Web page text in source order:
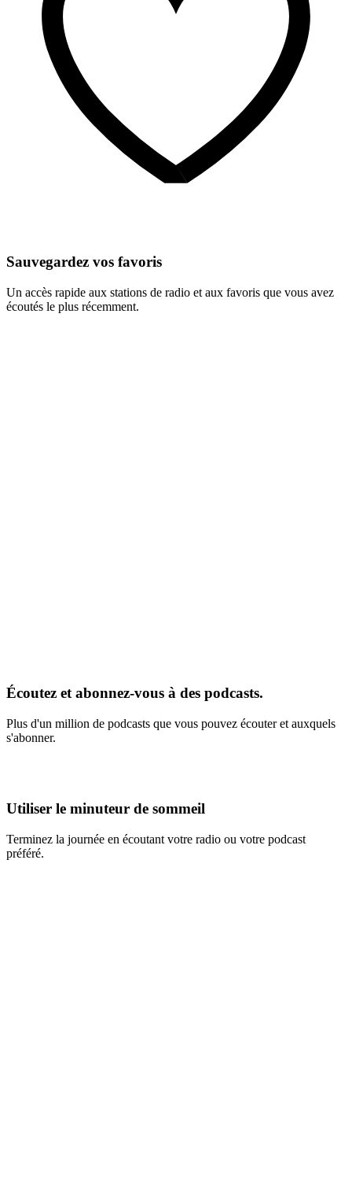
Sauvegardez vos favoris
Un accès rapide aux stations de radio et aux favoris que vous avez
écoutés le plus récemment.
Écoutez et abonnez-vous à des podcasts.
Plus d'un million de podcasts que vous pouvez écouter et auxquels
s'abonner.
Utiliser le minuteur de sommeil
Terminez la journée en écoutant votre radio ou votre podcast
préféré.